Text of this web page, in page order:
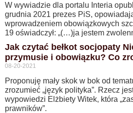
W wywiadzie dla portalu Interia
grudnia 2021 prezes PiS,
wprowadzeniem obowiązkowych
19 oświadczył: „(…)ja jestem
Jak czytać bełkot socjopaty
przymusie i obowiązku? Co
08-20-2021
Proponuję mały skok w bok od
zrozumieć „język polityka”. Rzecz
wypowiedzi Elżbiety Witek, która
prawników”.